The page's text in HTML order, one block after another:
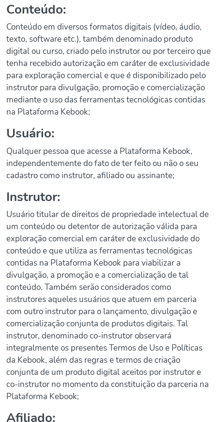
Conteúdo:
Conteúdo em diversos formatos digitais (vídeo, áudio,
texto, software etc.), também denominado produto
digital ou curso, criado pelo instrutor ou por terceiro que
tenha recebido autorização em caráter de exclusividade
para exploração comercial e que é disponibilizado pelo
instrutor para divulgação, promoção e comercialização
mediante o uso das ferramentas tecnológicas contidas
na Plataforma Kebook;
Usuário:
Qualquer pessoa que acesse a Plataforma Kebook,
independentemente do fato de ter feito ou não o seu
cadastro como instrutor, afiliado ou assinante;
Instrutor:
Usuário titular de direitos de propriedade intelectual de
um conteúdo ou detentor de autorização válida para
exploração comercial em caráter de exclusividade do
conteúdo e que utiliza as ferramentas tecnológicas
contidas na Plataforma Kebook para viabilizar a
divulgação, a promoção e a comercialização de tal
conteúdo. Também serão considerados como
instrutores aqueles usuários que atuem em parceria
com outro instrutor para o lançamento, divulgação e
comercialização conjunta de produtos digitais. Tal
instrutor, denominado co-instrutor observará
integralmente os presentes Termos de Uso e Políticas
da Kebook, além das regras e termos de criação
conjunta de um produto digital aceitos por instrutor e
co-instrutor no momento da constituição da parceria na
Plataforma Kebook;
Afiliado: